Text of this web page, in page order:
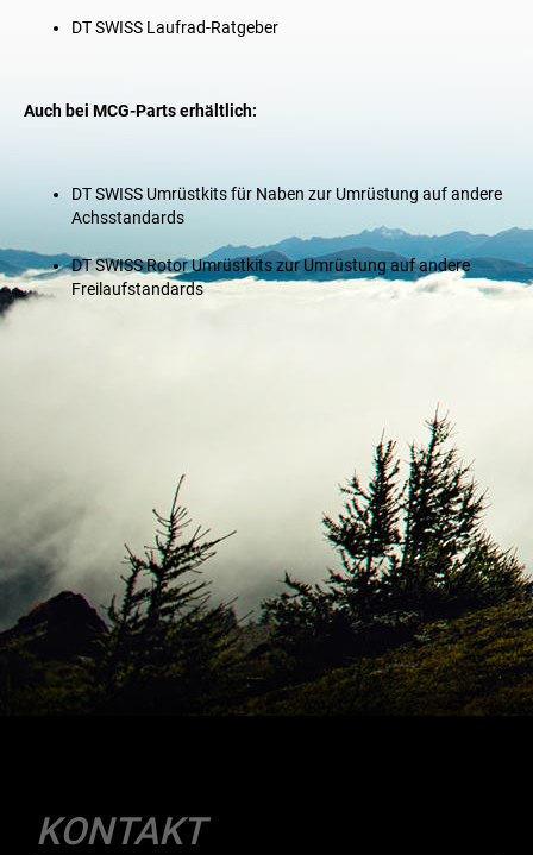
DT SWISS Laufrad-Ratgeber
Auch bei MCG-Parts erhältlich:
DT SWISS Umrüstkits für Naben zur Umrüstung auf andere
Achsstandards
DT SWISSRotor Umrüstkitszur Umrüstung auf andere
Freilaufstandards
KONTAKT